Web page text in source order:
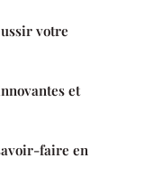
votre
et
faire en